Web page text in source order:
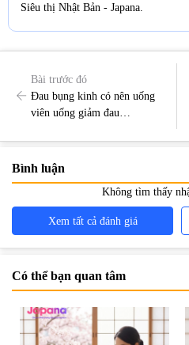
Siêu thị Nhật Bản - Japana.
Bài trước đó
Đau bụng kinh có nên uống
viên uống giảm đau
Bình luận
Không tìm thấy
Xem tất cả đánh giá
Có thể bạn quan tâm